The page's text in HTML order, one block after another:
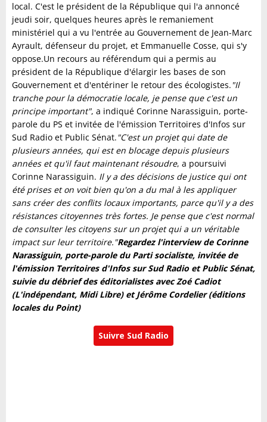
local. C'est le président de la République qui l'a annoncé
jeudi soir, quelques heures après le remaniement
ministériel qui a vu l'entrée au Gouvernement de Jean-Marc
Ayrault, défenseur du projet, et Emmanuelle Cosse, qui s'y
oppose.Un recours au référendum qui a permis au
président de la République d'élargir les bases de son
Gouvernement et d'entériner le retour des écologistes."Il
tranche pour la démocratie locale, je pense que c'est un
principe important", a indiqué Corinne Narassiguin, porte-
parole du PS et invitée de l'émission Territoires d'Infos sur
Sud Radio et Public Sénat."C'est un projet qui date de
plusieurs années, qui est en blocage depuis plusieurs
années et qu'il faut maintenant résoudre, a poursuivi
Corinne Narassiguin. Il y a des décisions de justice qui ont
été prises et on voit bien qu'on a du mal à les appliquer
sans créer des conflits locaux importants, parce qu'il y a des
résistances citoyennes très fortes. Je pense que c'est normal
de consulter les citoyens sur un projet qui a un véritable
impact sur leur territoire."Regardez l'interview de Corinne
Narassiguin, porte-parole du Parti socialiste, invitée de
l'émission Territoires d'Infos sur Sud Radio et Public Sénat,
suivie du débrief des éditorialistes avec Zoé Cadiot
(L'indépendant, Midi Libre) et Jérôme Cordelier (éditions
locales du Point)
Suivre Sud Radio